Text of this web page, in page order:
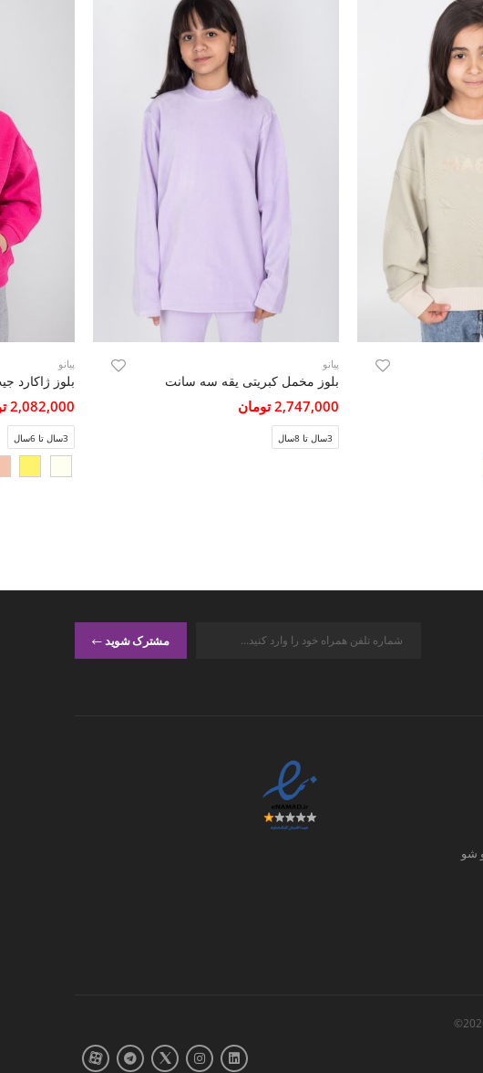
پیانو
بلوز مخمل کبریتی یقه سه سانت
2,747,000 تومان
3سال تا 8سال
پیانو
بلوز ژاکارد
2,082,000 تومان
3سال تا 6سال
مشترک شوید
شو